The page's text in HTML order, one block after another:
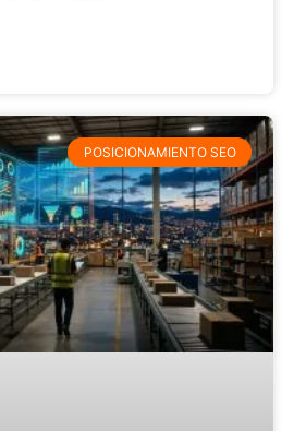
POSICIONAMIENTO SEO